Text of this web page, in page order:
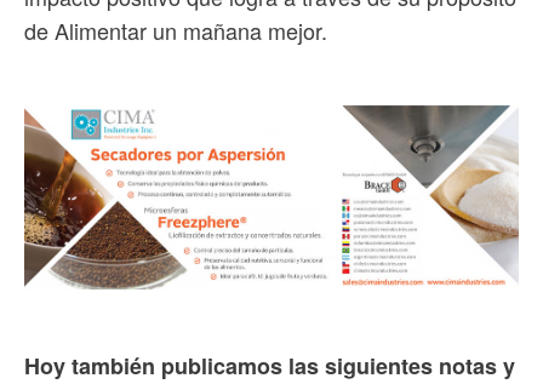
de Alimentar un mañana mejor.
Hoy también publicamos las siguientes notas y